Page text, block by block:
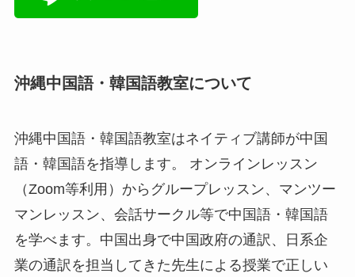
沖縄中国語・韓国語教室について
沖縄中国語・韓国語教室はネイティブ講師が中国
語・韓国語を指導します。 オンラインレッスン
（Zoom等利用）からグループレッスン、マンツー
マンレッスン、会話サークル等で中国語・韓国語
を学べます。中国出身で中国政府の通訳、日系企
業の通訳を担当してきた先生による授業で正しい